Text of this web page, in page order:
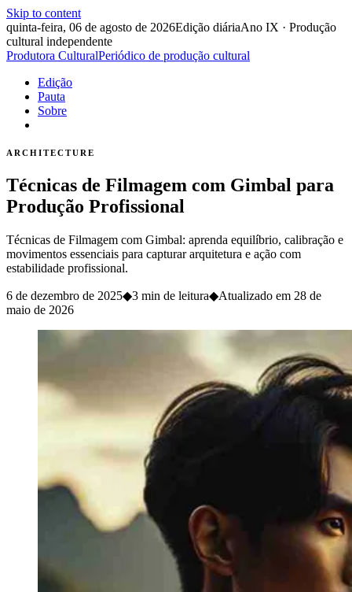
Skip to content
quinta-feira, 06 de agosto de 2026Edição diáriaAno IX · Produção
cultural independente
Produtora CulturalPeriódico de produção cultural
Edição
Pauta
Sobre
ARCHITECTURE
Técnicas de Filmagem com Gimbal para
Produção Profissional
Técnicas de Filmagem com Gimbal: aprenda equilíbrio, calibração e
movimentos essenciais para capturar arquitetura e ação com
estabilidade profissional.
6 de dezembro de 2025◆3 min de leitura◆Atualizado em 28 de
maio de 2026